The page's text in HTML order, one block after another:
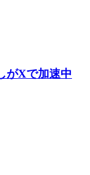
がXで加速中